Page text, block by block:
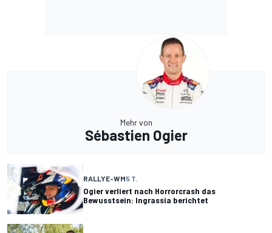
Mehr von
Sébastien Ogier
RALLYE-WM5 T.
Ogier verliert nach Horrorcrash das
Bewusstsein: Ingrassia berichtet